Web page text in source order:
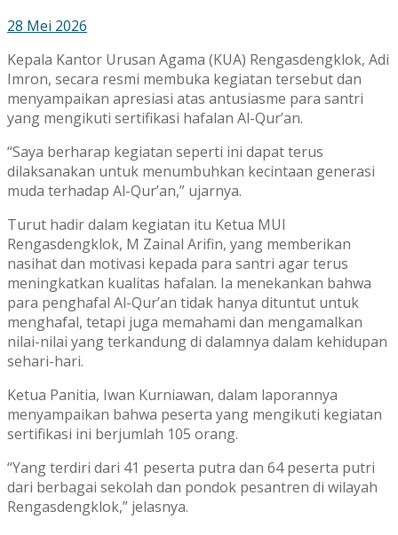
28 Mei 2026
Kepala Kantor Urusan Agama (KUA) Rengasdengklok, Adi
Imron, secara resmi membuka kegiatan tersebut dan
menyampaikan apresiasi atas antusiasme para santri
yang mengikuti sertifikasi hafalan Al-Qur’an.
“Saya berharap kegiatan seperti ini dapat terus
dilaksanakan untuk menumbuhkan kecintaan generasi
muda terhadap Al-Qur’an,” ujarnya.
Turut hadir dalam kegiatan itu Ketua MUI
Rengasdengklok, M Zainal Arifin, yang memberikan
nasihat dan motivasi kepada para santri agar terus
meningkatkan kualitas hafalan. Ia menekankan bahwa
para penghafal Al-Qur’an tidak hanya dituntut untuk
menghafal, tetapi juga memahami dan mengamalkan
nilai-nilai yang terkandung di dalamnya dalam kehidupan
sehari-hari.
Ketua Panitia, Iwan Kurniawan, dalam laporannya
menyampaikan bahwa peserta yang mengikuti kegiatan
sertifikasi ini berjumlah 105 orang.
“Yang terdiri dari 41 peserta putra dan 64 peserta putri
dari berbagai sekolah dan pondok pesantren di wilayah
Rengasdengklok,” jelasnya.